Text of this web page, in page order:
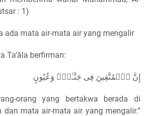
: 1)
ada mata air-mata air yang mengalir
Ta’āla berfirman:
إِنَّ ٱلۡمُتَّقِينَ فِى جَنَّـٰتٍ۬ وَعُيُونٍ
orang yang bertakwa berada di
dan mata air-mata air yang mengalir.”